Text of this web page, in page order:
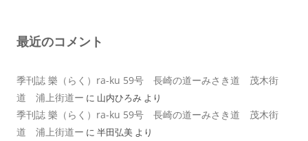
最近のコメント
季刊誌 樂（らく）ra-ku 59号 長崎の道ーみさき道 茂木街
道 浦上街道ー に 山内ひろみ より
季刊誌 樂（らく）ra-ku 59号 長崎の道ーみさき道 茂木街
道 浦上街道ー に 半田弘美 より